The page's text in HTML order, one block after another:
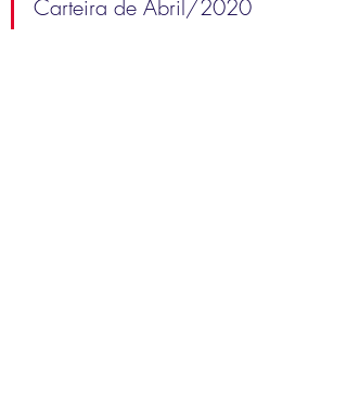
Carteira de Abril/2020